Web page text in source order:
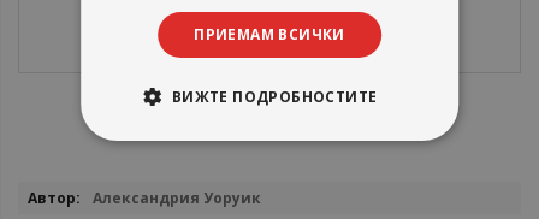
Повече
Александрия Уоруик
ПРИЕМАМ ВСИЧКИ
ВИЖТЕ ПОДРОБНОСТИТЕ